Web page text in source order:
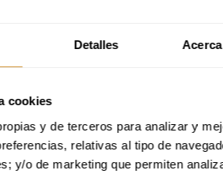
Detalles
cookies
y de terceros para analizar y
relativas al tipo de
y/o de marketing que permiten